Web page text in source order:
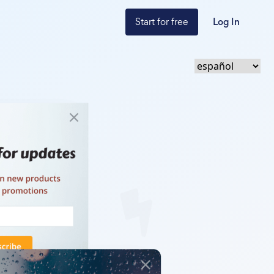
Start for free Log In